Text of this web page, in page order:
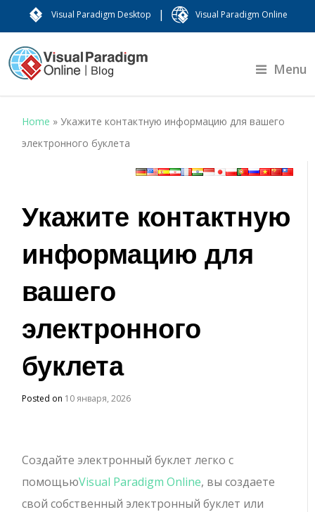
Visual Paradigm Desktop | Visual Paradigm Online
Menu
Home »Укажите контактную информацию для вашего
электронного буклета
Укажите контактную
информацию для
вашего
электронного
буклета
Posted on 10 января, 2026
Создайте электронный буклет легко с
помощьюVisual Paradigm Online, вы создаете
свой собственный электронный буклет или